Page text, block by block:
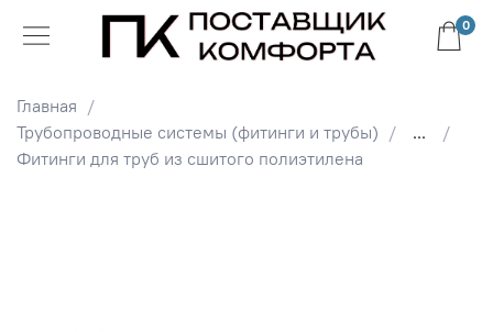
0
Главная
Трубопроводные системы (фитинги и трубы)
...
Фитинги для труб из сшитого полиэтилена